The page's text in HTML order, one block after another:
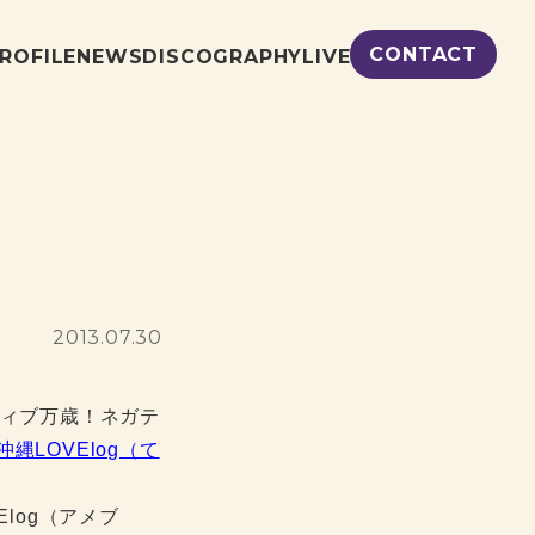
NEWSDISCOGRAPHYLIVE CONTACT
2013.07.30
ブ万歳！ネガテ
縄LOVElog（て
（アメブ